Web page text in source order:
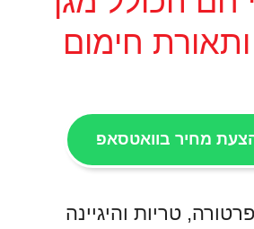
חימום
מחיר בוואטסאפ
טריות והיגיינה